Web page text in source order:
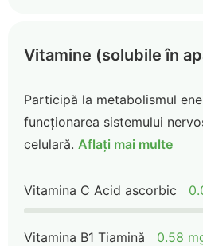
Vitamine (solubile în
Participă la metabolismul
funcționarea sistemului
celulară. Aflați mai multe
Vitamina C Acid ascorbic
Vitamina B1 Tiamină 0.58